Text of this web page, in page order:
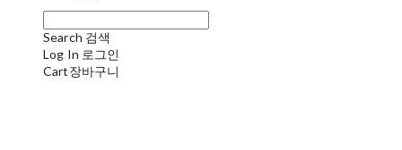
Search 검색
Log In 로그인
Cart장바구니